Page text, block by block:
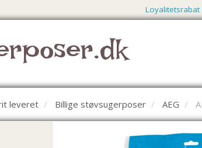
Loyalitetsrabat
leveret Billige støvsugerposer AEG